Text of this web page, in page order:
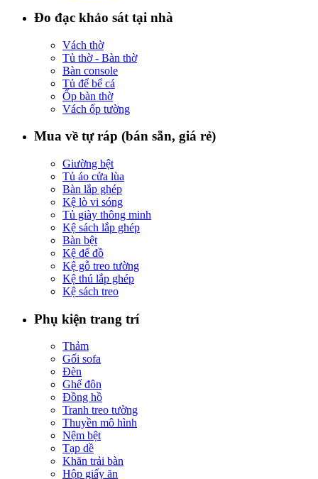
Đo đạc khảo sát tại nhà
Vách thờ
Tủ thờ - Bàn thờ
Bàn console
Tủ để bể cá
Ốp bàn thờ
Vách ốp tường
Mua về tự ráp (bán sẵn, giá rẻ)
Giường bệt
Tủ áo cửa lùa
Bàn lắp ghép
Kệ lò vi sóng
Tủ giày thông minh
Kệ sách lắp ghép
Bàn bệt
Kệ để đồ
Kệ gỗ treo tường
Kệ thú lắp ghép
Kệ sách treo
Phụ kiện trang trí
Thảm
Gối sofa
Đèn
Ghế đôn
Đồng hồ
Tranh treo tường
Thuyền mô hình
Nệm bệt
Tạp dề
Khăn trải bàn
Hộp giấy ăn